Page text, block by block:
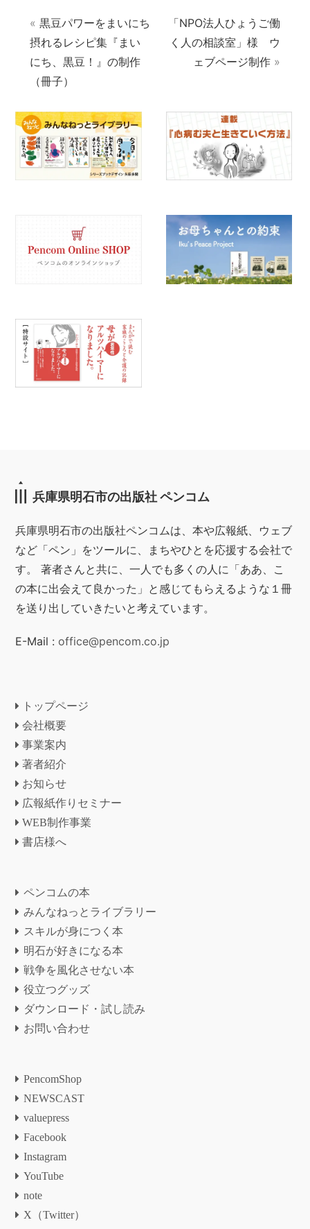
« 黒豆パワーをまいにち
摂れるレシピ集『まい
にち、黒豆！』の制作
（冊子）
「NPO法人ひょうご働
く人の相談室」様 ウ
ェブページ制作 »
兵庫県明石市の出版社 ペンコム
兵庫県明石市の出版社ペンコムは、本や広報紙、ウェブ
など「ペン」をツールに、まちやひとを応援する会社で
す。 著者さんと共に、一人でも多くの人に「ああ、こ
の本に出会えて良かった」と感じてもらえるような１冊
を送り出していきたいと考えています。
E-Mail :office@pencom.co.jp
トップページ
会社概要
事業案内
著者紹介
お知らせ
広報紙作りセミナー
WEB制作事業
書店様へ
ペンコムの本
みんなねっとライブラリー
スキルが身につく本
明石が好きになる本
戦争を風化させない本
役立つグッズ
ダウンロード・試し読み
お問い合わせ
PencomShop
NEWSCAST
valuepress
Facebook
Instagram
YouTube
note
X（Twitter）